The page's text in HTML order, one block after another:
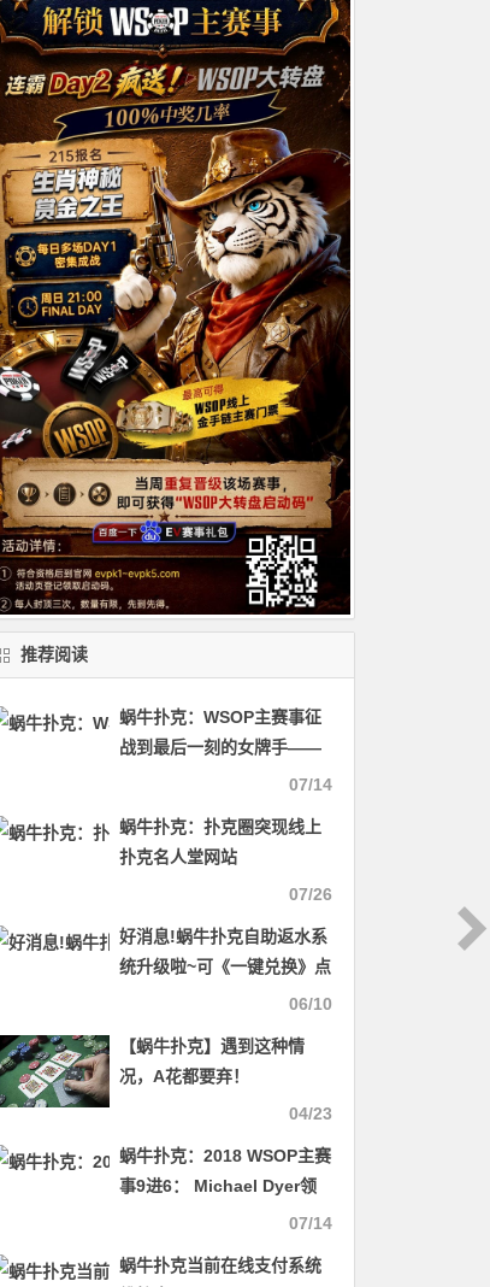
推荐阅读
蜗牛扑克：WSOP主赛事征
战到最后一刻的女牌手——
07/14
蜗牛扑克：扑克圈突现线上
扑克名人堂网站
07/26
好消息!蜗牛扑克自助返水系
统升级啦~可《一键兑换》点
06/10
【蜗牛扑克】遇到这种情
况，A花都要弃！
04/23
蜗牛扑克：2018 WSOP主赛
事9进6： Michael Dyer领
07/14
蜗牛扑克当前在线支付系统